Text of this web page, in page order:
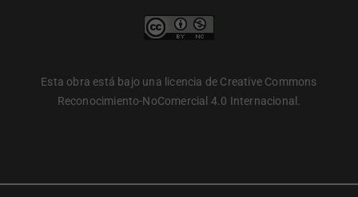
Esta obra está bajo una licencia de Creative Commons
Reconocimiento-NoComercial 4.0 Internacional.